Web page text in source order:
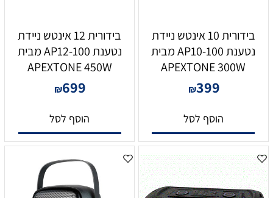
בידורית 10 אינטש ניידת
נטענת AP10-100 מבית
APEXTONE 300W
₪399
הוסף לסל
בידורית 12 אינטש ניידת
נטענת AP12-100 מבית
APEXTONE 450W
₪699
הוסף לסל